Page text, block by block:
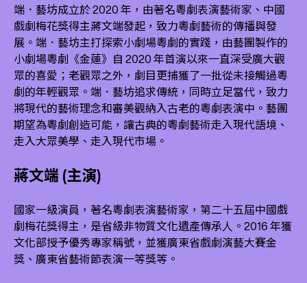
端．藝坊成立於 2020 年，由著名粵劇表演藝術家、中國
戲劇梅花獎得主蔣文端發起，致力粵劇藝術的傳播與發
展。端．藝坊主打探索小劇場粵劇的實踐，由藝團製作的
小劇場粵劇《金蓮》自 2020 年首演以來一直深受廣大觀
眾的喜愛；老觀眾之外，劇目更捕獲了一批從未接觸過粵
劇的年輕觀眾。端．藝坊追求傳統，同時立足當代，致力
將現代的藝術理念和審美觀納入古老的粵劇表演中。藝團
期望為粵劇創造可能，讓古典的粵劇藝術走入現代語境、
走入大眾美學、走入現代市場。
蔣文端 (主演)
國家一級演員，著名粵劇表演藝術家，第二十五屆中國戲
劇梅花獎得主，是省級非物質文化遺產傳承人。2016 年獲
文化部授予優秀專家稱號，並獲廣東省戲劇演藝大賽金
獎、廣東省藝術節表演一等獎等。